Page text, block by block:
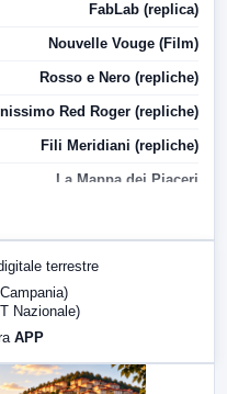
FabLab (replica)
Nouvelle Vouge (Film)
Rosso e Nero (repliche)
Red Roger (repliche)
Fili Meridiani (repliche)
La Mappa dei Piaceri
LabNews (replica)
terrestre
Nazionale)
APP